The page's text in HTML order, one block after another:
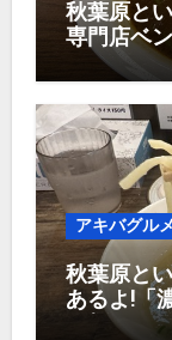
秋葉原と
専門店ベ
アキバグルメ
秋葉原と
あるよ!「
け麺950円